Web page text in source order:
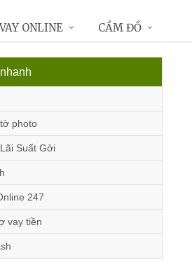
photo
Suất Gởi
247
vay tiền
VAY ONLINE CẦM ĐỒ